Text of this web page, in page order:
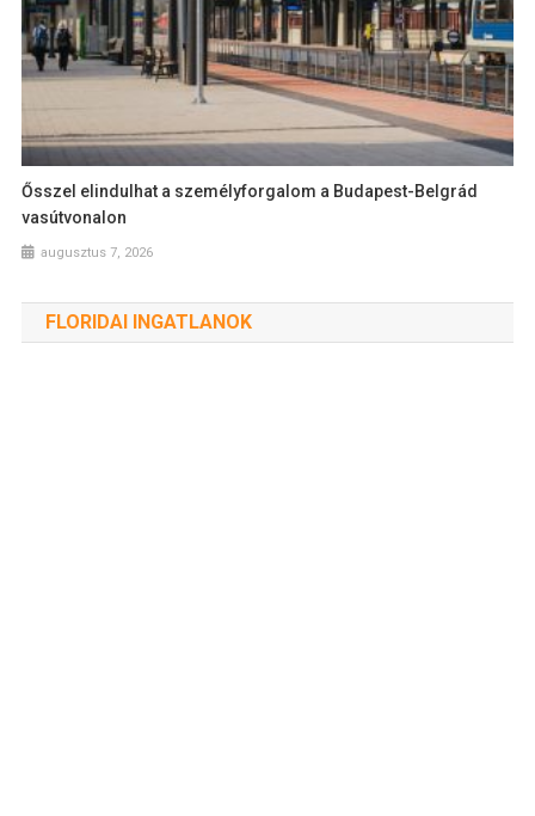
Ősszel elindulhat a személyforgalom a Budapest-Belgrád
vasútvonalon
augusztus 7, 2026
FLORIDAI INGATLANOK